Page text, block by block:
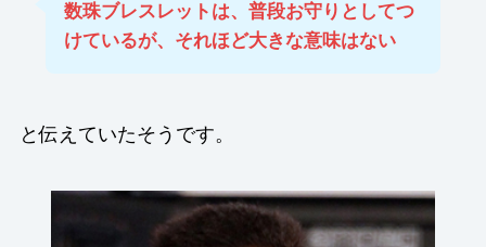
数珠ブレスレットは、普段お守りとしてつ
けているが、それほど大きな意味はない
と伝えていたそうです。